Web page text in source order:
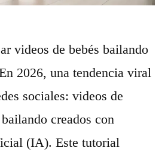
videos de bebés bailando
2026, una tendencia viral
sociales: videos de
creados con
(IA). Este tutorial